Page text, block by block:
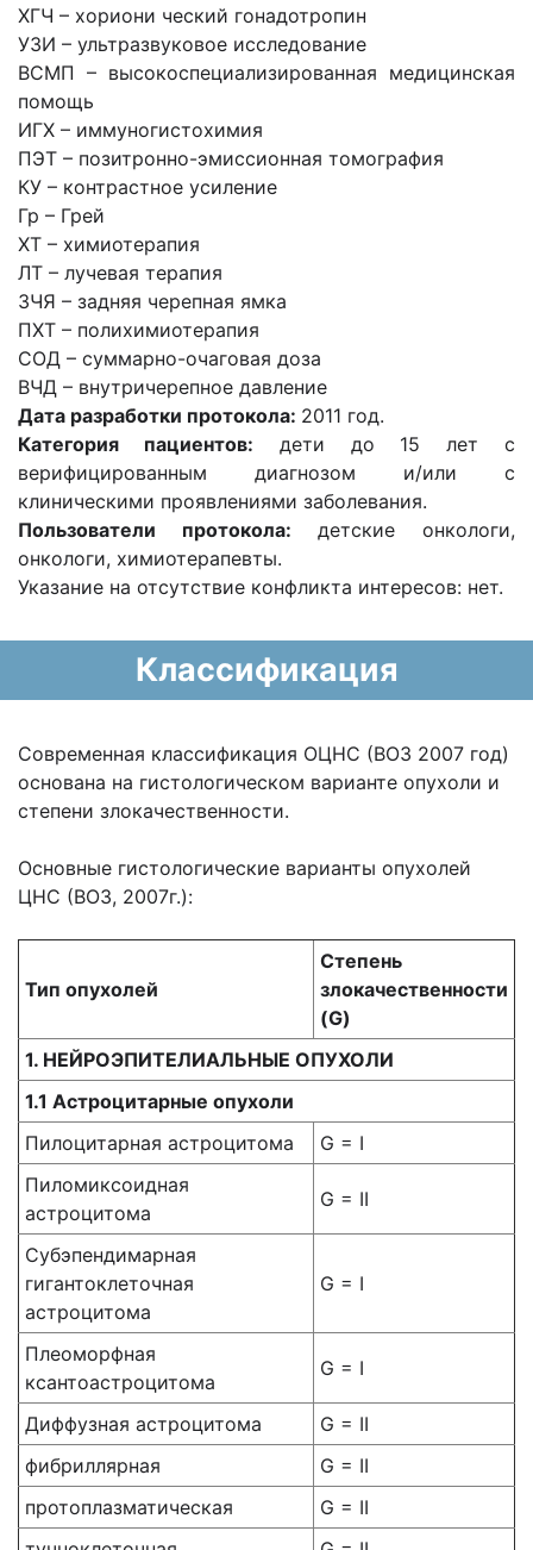
ХГЧ – хориони ческий гонадотропин
УЗИ – ультразвуковое исследование
ВСМП – высокоспециализированная медицинская
помощь
ИГХ – иммуногистохимия
ПЭТ – позитронно-эмиссионная томография
КУ – контрастное усиление
Гр – Грей
ХТ – химиотерапия
ЛТ – лучевая терапия
ЗЧЯ – задняя черепная ямка
ПХТ – полихимиотерапия
СОД – суммарно-очаговая доза
ВЧД – внутричерепное давление
Дата разработки протокола: 2011 год.
Категория пациентов: дети до 15 лет с
верифицированным диагнозом и/или с
клиническими проявлениями заболевания.
Пользователи протокола: детские онкологи,
онкологи, химиотерапевты.
Указание на отсутствие конфликта интересов: нет.
Классификация
Современная классификация ОЦНС (ВОЗ 2007 год)
основана на гистологическом варианте опухоли и
степени злокачественности.
Основные гистологические варианты опухолей
ЦНС (ВОЗ, 2007г.):
Тип опухолей
Степень
злокачественности
(G)
1. НЕЙРОЭПИТЕЛИАЛЬНЫЕ ОПУХОЛИ
1.1 Астроцитарные опухоли
Пилоцитарная астроцитома
G = I
Пиломиксоидная
астроцитома
G = II
Субэпендимарная
гигантоклеточная
астроцитома
G = I
Плеоморфная
ксантоастроцитома
G = I
Диффузная астроцитома
G = II
фибриллярная
G = II
протоплазматическая
G = II